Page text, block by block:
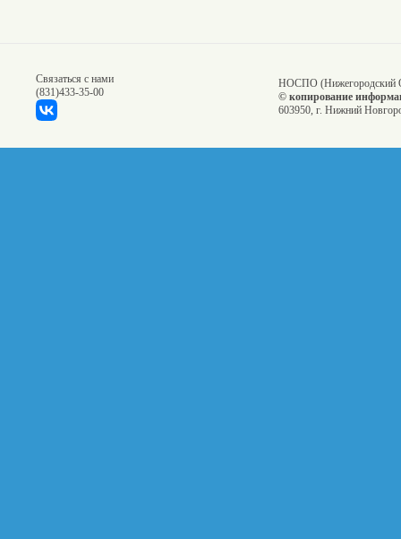
Связаться с нами
(831)433-35-00
НОСПО (Нижегородский
© копирование
603950, г. Нижний